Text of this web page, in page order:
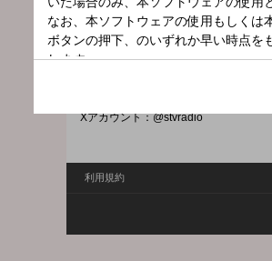
番組名
サタデーナイトステーシ
上杉周大が一人でゆる～くおしゃべ
Xアカウント：@stvradio
利用規約